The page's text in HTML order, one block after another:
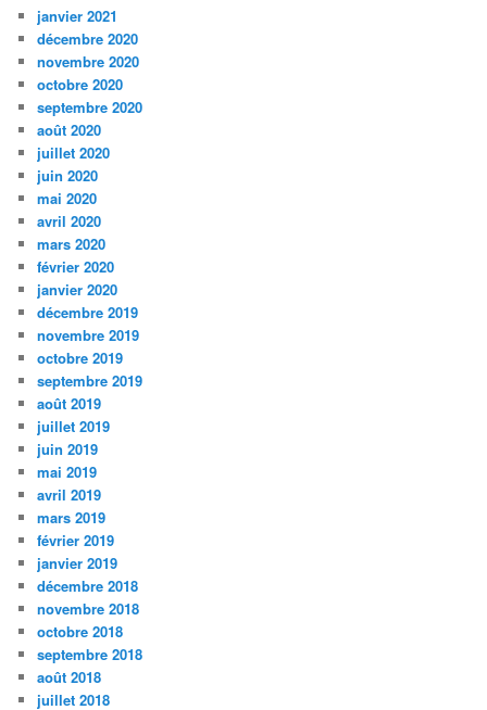
janvier 2021
décembre 2020
novembre 2020
octobre 2020
septembre 2020
août 2020
juillet 2020
juin 2020
mai 2020
avril 2020
mars 2020
février 2020
janvier 2020
décembre 2019
novembre 2019
octobre 2019
septembre 2019
août 2019
juillet 2019
juin 2019
mai 2019
avril 2019
mars 2019
février 2019
janvier 2019
décembre 2018
novembre 2018
octobre 2018
septembre 2018
août 2018
juillet 2018